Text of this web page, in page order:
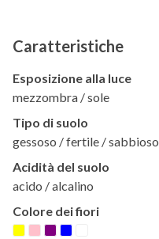
Caratteristiche
Esposizione alla luce
mezzombra / sole
Tipo di suolo
gessoso / fertile / sabbioso
Acidità del suolo
acido / alcalino
Colore dei fiori